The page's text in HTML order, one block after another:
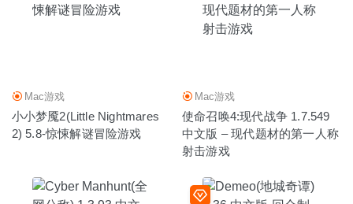
Mac游戏
小小梦魇2(Little Nightmares
2) 5.8-惊悚解谜冒险游戏
Mac游戏
使命召唤4:现代战争 1.7.549
中文版 – 现代题材的第一人称
射击游戏